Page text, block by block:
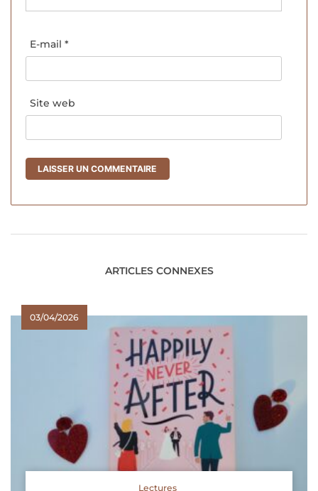
E-mail *
Site web
ARTICLES CONNEXES
03/04/2026
Lectures